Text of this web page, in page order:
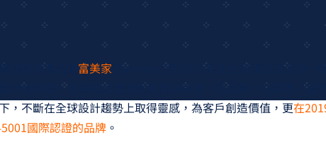
材料領導品牌 富美家(Formica®)於1981年在台灣成立亞洲第一
39個年頭，目前為台灣美耐板市佔率第一的品牌。在堅持「創
，不斷在全球設計趨勢上取得靈感，為客戶創造價值，更在
國際認證的品牌。